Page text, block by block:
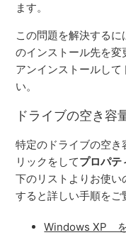
インストールエラ
エラー 766
ます。
この問題を解決する
のインストール先を
アンインストールして
い。
ドライブの空き容
特定のドライブの空き
リックをしてプロパテ
下のリストよりお使
すると詳しい手順をご
Windows XP